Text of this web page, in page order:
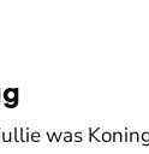
was